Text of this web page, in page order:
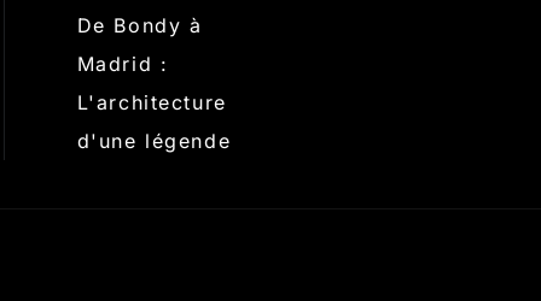
De Bondy à
Madrid :
L'architecture
d'une légende